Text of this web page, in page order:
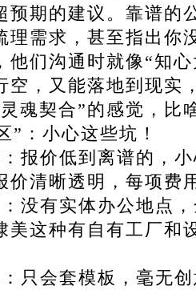
预期的建议。靠谱的
理需求，甚至指出你
他们沟通时就像“知
空，又能落地到现实
魂契合”的感觉，比
：小心这些坑！
报价低到离谱的，小
价清晰透明，每项费
没有实体办公地点，
美这种有自有工厂和
只会套模板，毫无创